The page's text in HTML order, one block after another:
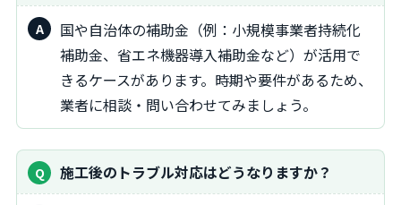
国や自治体の補助金（例：小規模事業者持続化
補助金、省エネ機器導入補助金など）が活用で
きるケースがあります。時期や要件があるため、
業者に相談・問い合わせてみましょう。
施工後のトラブル対応はどうなりますか？